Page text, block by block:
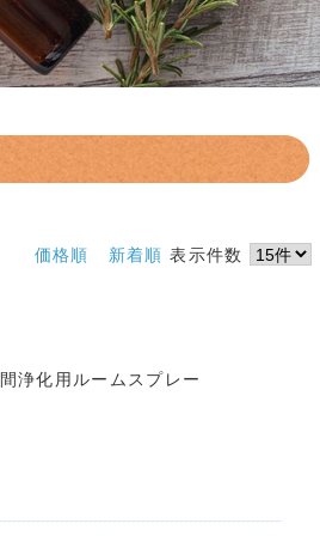
価格順 新着順 表示件数
浄化用ルームスプレー